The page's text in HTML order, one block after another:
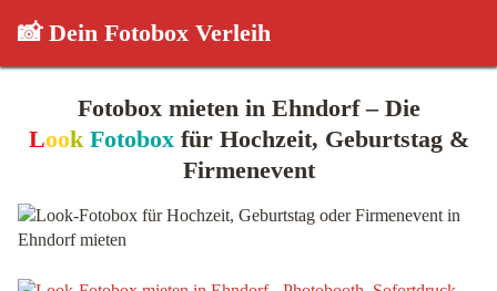
📸 Dein Fotobox Verleih
Fotobox mieten in Ehndorf – Die
Look Fotoboxfür Hochzeit, Geburtstag &
Firmenevent